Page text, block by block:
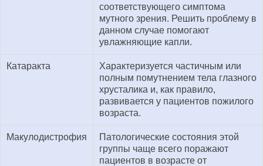
соответствующего симптома
мутного зрения. Решить проблему в
данном случае помогают
увлажняющие капли.
Катаракта
Характеризуется частичным или
полным помутнением тела глазного
хрусталика и, как правило,
развивается у пациентов пожилого
возраста.
Макулодистрофия
Патологические состояния этой
группы чаще всего поражают
пациентов в возрасте от